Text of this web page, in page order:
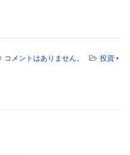
コメントはありません。 投資 •